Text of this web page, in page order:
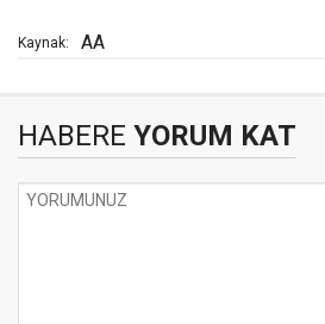
Kaynak: AA
HABERE YORUM KAT